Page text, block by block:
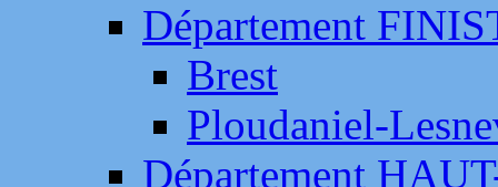
Département
Brest
Ploudaniel-
Département